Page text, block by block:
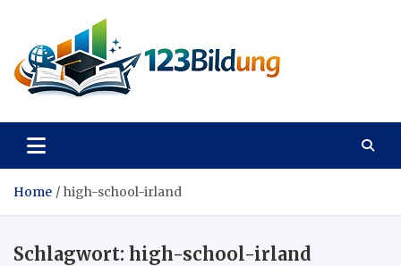
content
123Bildung
Home high-school-irland
Schlagwort: high-school-irland